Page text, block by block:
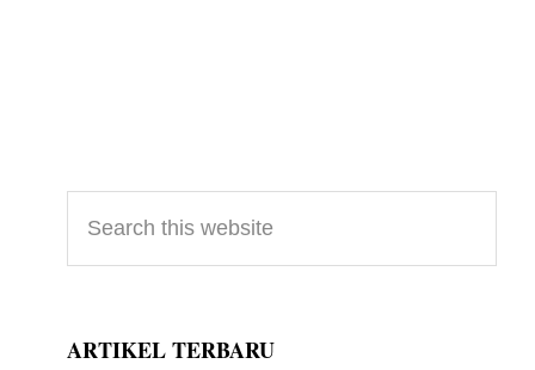
Primary
Sidebar
this
website
ARTIKEL TERBARU